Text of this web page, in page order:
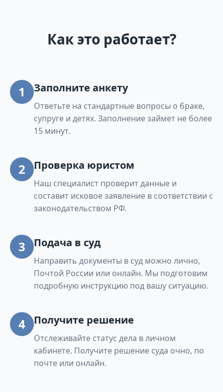
Как это работает?
1 Заполните анкету
Ответьте на стандартные вопросы о браке,
супруге и детях. Заполнение займет не более
15 минут.
2 Проверка юристом
Наш специалист проверит данные и
составит исковое заявление в соответствии с
законодательством РФ.
3 Подача в суд
Направить документы в суд можно лично,
Почтой России или онлайн. Мы подготовим
подробную инструкцию под вашу ситуацию.
4 Получите решение
Отслеживайте статус дела в личном
кабинете. Получите решение суда очно, по
почте или онлайн.